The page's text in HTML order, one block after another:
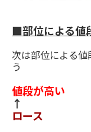
■部位による値
次は部位による値
う
値段が高い
↑
ロース